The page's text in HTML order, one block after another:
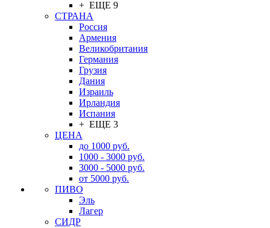
+ ЕЩЕ 9
СТРАНА
Россия
Армения
Великобритания
Германия
Грузия
Дания
Израиль
Ирландия
Испания
+ ЕЩЕ 3
ЦЕНА
до 1000 руб.
1000 - 3000 руб.
3000 - 5000 руб.
от 5000 руб.
ПИВО
Эль
Лагер
СИДР